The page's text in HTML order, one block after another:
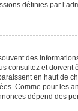
définies par
des
consultez et doivent
en haut de
Comme pour les
dépend des